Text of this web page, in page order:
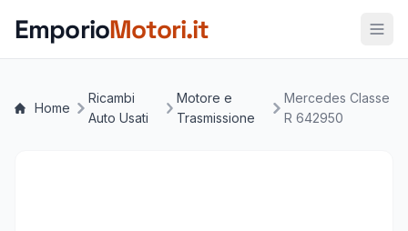
EmporioMotori.it
Home
Ricambi
Auto Usati
Motore e
Trasmissione
Mercedes Classe
R 642950